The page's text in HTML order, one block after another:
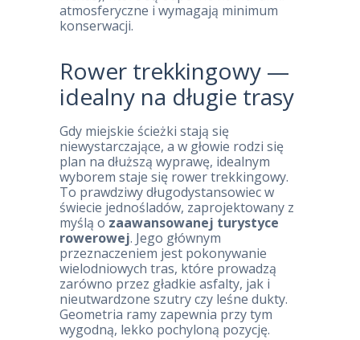
atmosferyczne i wymagają minimum
konserwacji.
Rower trekkingowy —
idealny na długie trasy
Gdy miejskie ścieżki stają się
niewystarczające, a w głowie rodzi się
plan na dłuższą wyprawę, idealnym
wyborem staje się rower trekkingowy.
To prawdziwy długodystansowiec w
świecie jednośladów, zaprojektowany z
myślą o zaawansowanej turystyce
rowerowej. Jego głównym
przeznaczeniem jest pokonywanie
wielodniowych tras, które prowadzą
zarówno przez gładkie asfalty, jak i
nieutwardzone szutry czy leśne dukty.
Geometria ramy zapewnia przy tym
wygodną, lekko pochyloną pozycję.